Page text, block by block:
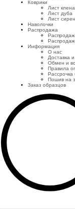
Коврики
Лист клена
Лист дуба
Лист
Наволочки
Распродажа
Информация
О нас
Доставка
Обмен и
Правила
Рассрочка
Пошив на
Заказ образцов